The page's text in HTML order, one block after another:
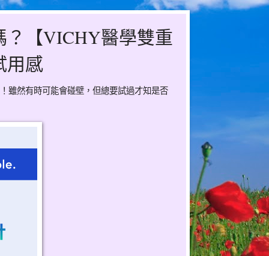
？【VICHY醫學雙重
用感
雖然有時可能會碰壁，但總要試過才知是否